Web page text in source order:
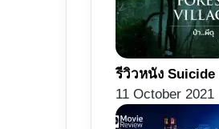
รีวิวหนัง
11 October 2021